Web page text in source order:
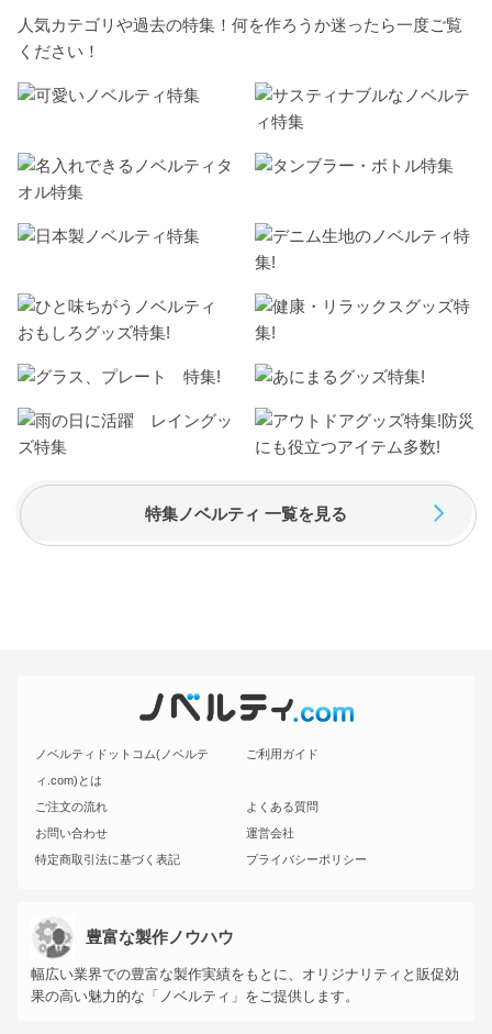
人気カテゴリや過去の特集！何を作ろうか迷ったら一度ご覧
ください！
特集ノベルティ 一覧を見る
ノベルティドットコム(ノベルテ
ィ.com)とは
ご利用ガイド
ご注文の流れ
よくある質問
お問い合わせ
運営会社
特定商取引法に基づく表記
プライバシーポリシー
豊富な製作ノウハウ
幅広い業界での豊富な製作実績をもとに、オリジナリティと販促効
果の高い魅力的な「ノベルティ」をご提供します。